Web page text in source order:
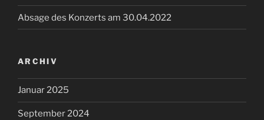
Absage des Konzerts am 30.04.2022
ARCHIV
Januar 2025
September 2024